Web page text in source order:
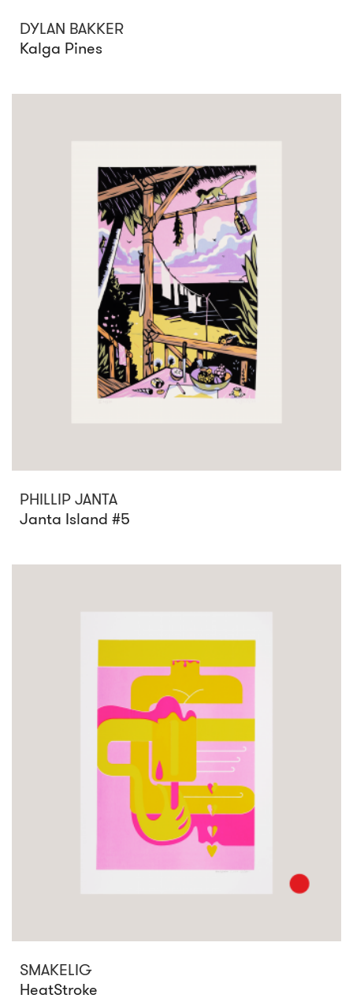
DYLAN BAKKER
Kalga Pines
PHILLIP JANTA
Janta Island #5
SMAKELIG
HeatStroke